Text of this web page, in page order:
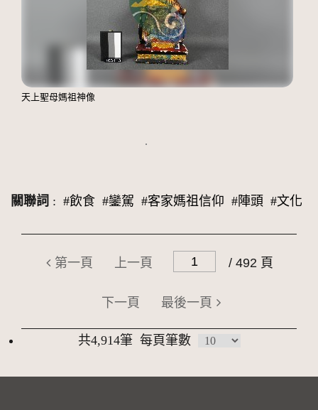
天上聖母媽祖神像
關聯詞 : #飲食 #鑾駕 #客家媽祖信仰 #陣頭 #文化
第一頁 上一頁 / 492 頁
下一頁 最後一頁
共4,914筆 每頁筆數